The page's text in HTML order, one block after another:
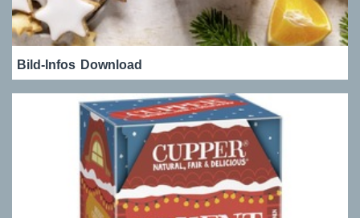
Bild-Infos Download